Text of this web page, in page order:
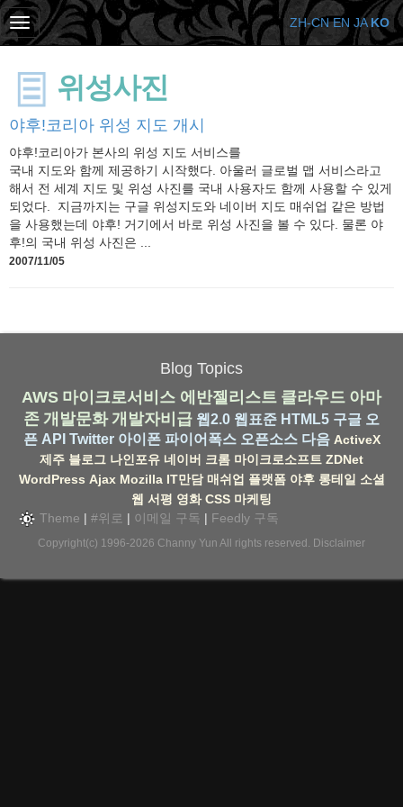
위성사진
야후!코리아 위성 지도 개시
야후!코리아가 본사의 위성 지도 서비스를
국내 지도와 함께 제공하기 시작했다. 아울러 글로벌 맵 서비스라고
해서 전 세계 지도 및 위성 사진를 국내 사용자도 함께 사용할 수 있게
되었다. 지금까지는 구글 위성지도와 네이버 지도 매쉬업 같은 방법
을 사용했는데 야후! 거기에서 바로 위성 사진을 볼 수 있다. 물론 야
후!의 국내 위성 사진은 ...
2007/11/05
Blog Topics
AWS 마이크로서비스 에반젤리스트 클라우드 아마
존 개발문화 개발자비급 웹2.0 웹표준 HTML5 구글 오
픈 API Twitter 아이폰 파이어폭스 오픈소스 다음 ActiveX
제주 블로그 나인포유 네이버 크롬 마이크로소프트 ZDNet
WordPress Ajax Mozilla IT만담 매쉬업 플랫폼 야후 롱테일 소셜
웹 서평 영화 CSS 마케팅
Theme | #위로 | 이메일 구독 | Feedly 구독
Copyright(c) 1996-2026 Channy Yun All rights reserved. Disclaimer
ZH-CN EN JA KO